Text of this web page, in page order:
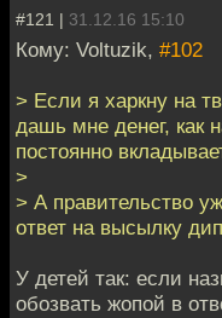
#121 | 31.12.16 15:10
Кому: Voltuzik, #102
> Если я харкну на
дашь мне денег, как
постоянно
>
> А правительство
ответ на высылку
У детей так: если
обозвать жопой в